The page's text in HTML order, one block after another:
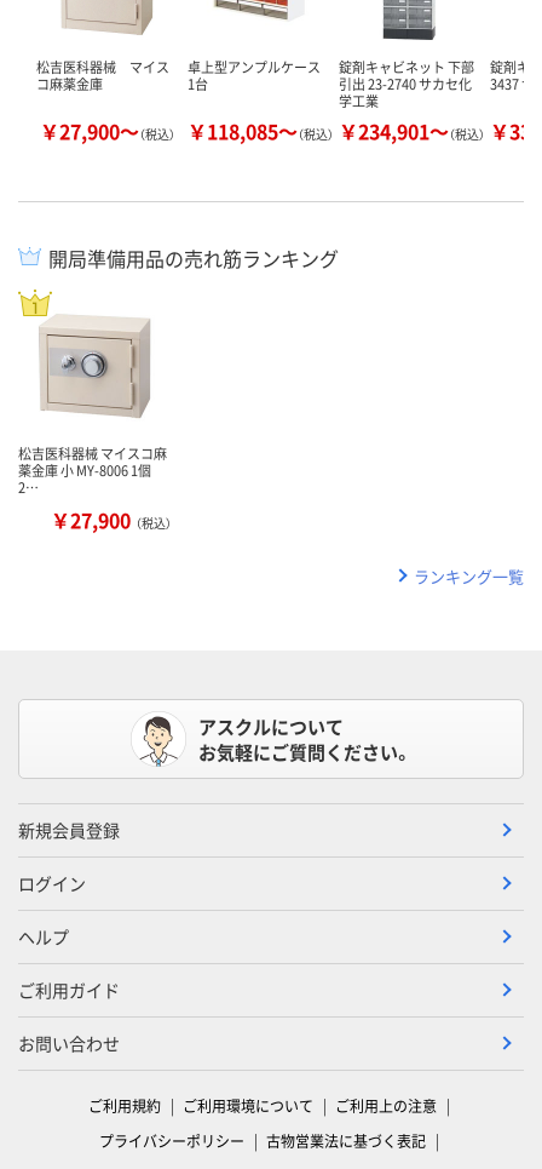
松吉医科器械 マイス
コ麻薬金庫
￥27,900～（税込）
卓上型アンプルケース
1台
￥118,085～（税込）
錠剤キャビネット 下部
引出 23-2740 サカセ化
学工業
￥234,901～（税込）
錠剤キ
3437 サ
￥
開局準備用品の売れ筋ランキング
松吉医科器械 マイスコ麻
薬金庫 小 MY-8006 1個
2…
￥27,900 （税込）
ランキング一覧
アスクルについて
お気軽にご質問ください。
新規会員登録
ログイン
ヘルプ
ご利用ガイド
お問い合わせ
ご利用規約 ご利用環境について
ご利用上の注意
プライバシーポリシー
古物営業法に基づく表記